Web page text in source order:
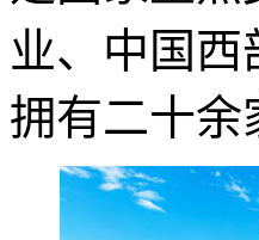
业、中国西
拥有二十余